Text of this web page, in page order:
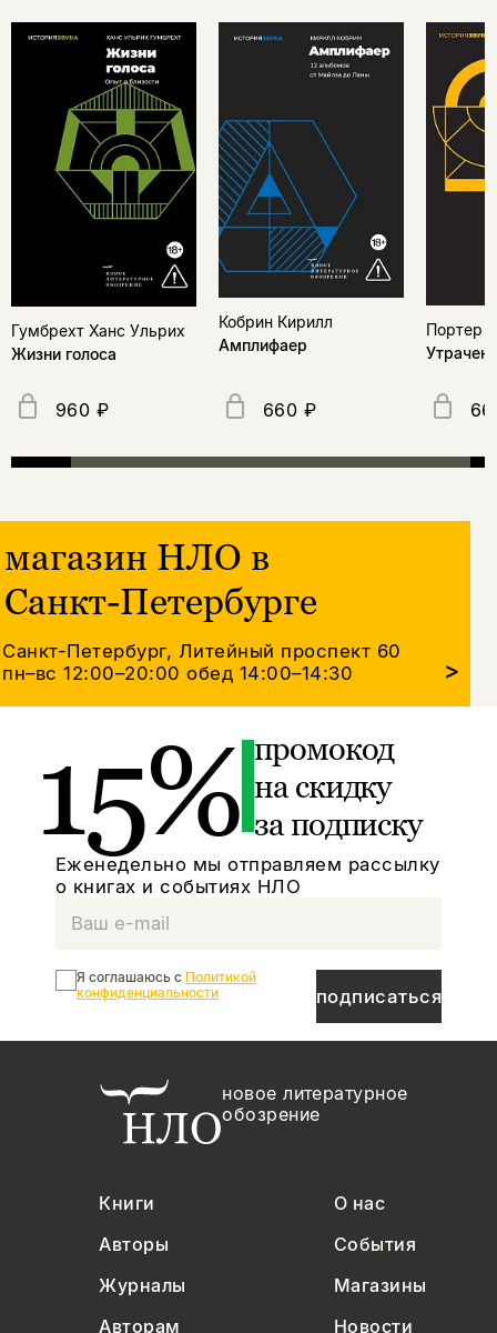
Гумбрехт Ханс Ульрих
Жизни голоса
960 ₽
Кобрин Кирилл
Амплифаер
660 ₽
Портер
магазин НЛО в
Санкт-Петербурге
Санкт-Петербург, Литейный проспект 60
пн–вс 12:00–20:00обед 14:00–14:30 >
15% промокод
на скидку
за подписку
Еженедельно мы отправляем рассылку
о книгах и событиях НЛО
подписаться
Я соглашаюсь с Политикой
конфиденциальности
новое литературное
обозрение
Книги
О нас
Авторы
События
Журналы
Магазины
Авторам
Новости